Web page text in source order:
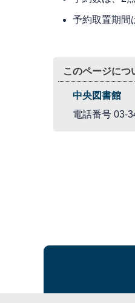
予約取置期間
このページにつ
中央図書館
電話番号 03-